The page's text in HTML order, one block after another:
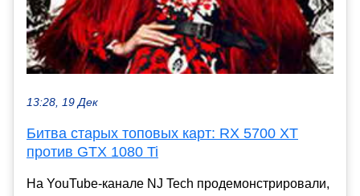
13:28, 19 Дек
Битва старых топовых карт: RX 5700 XT
против GTX 1080 Ti
На YouTube-канале NJ Tech продемонстрировали,